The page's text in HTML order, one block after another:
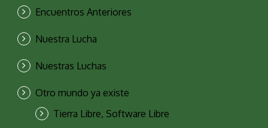
Encuentros Anteriores
Nuestra Lucha
Nuestras Luchas
Otro mundo ya existe
Tierra Libre, Software Libre